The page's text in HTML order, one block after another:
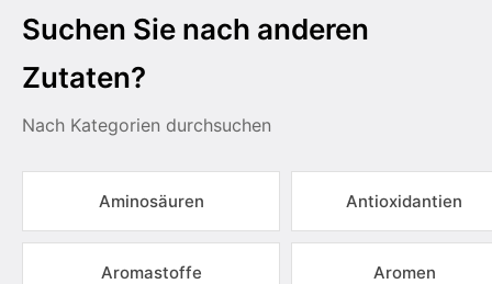
Suchen Sie nach anderen
Zutaten?
Nach Kategorien durchsuchen
Aminosäuren Antioxidantien
Aromastoffe Aromen